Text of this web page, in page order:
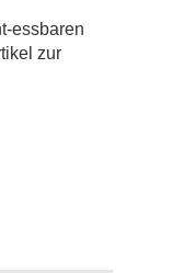
essbaren
zur